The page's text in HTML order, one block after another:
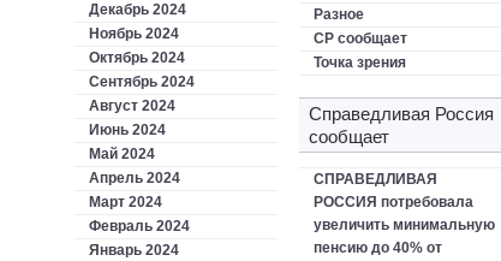
Декабрь 2024
Ноябрь 2024
Октябрь 2024
Сентябрь 2024
Август 2024
Июнь 2024
Май 2024
Апрель 2024
Март 2024
Февраль 2024
Январь 2024
Разное
СР сообщает
Точка зрения
Справедливая Россия
сообщает
СПРАВЕДЛИВАЯ
РОССИЯ потребовала
увеличить минимальную
пенсию до 40% от